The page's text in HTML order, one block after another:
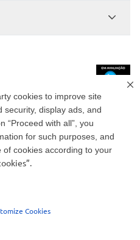
cookies to improve site
security, display ads, and
“Proceed with all”, you
for such purposes, and
of cookies according to your
Cookies
Ltda Via de Acesso Norte, Km 38,
- SP | CEP 07789-100 | CNPJ:
Ltda: Avenida das Nações Unidas,
1 - Vila Gertrudes, São Paulo, SP |
50
jurídicos: Avenida Tucunaré, 125 -